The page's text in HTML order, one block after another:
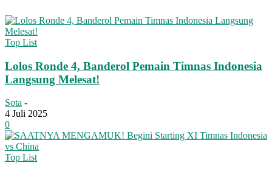
Top List
Lolos Ronde 4, Banderol Pemain Timnas Indonesia
Langsung Melesat!
Sota -
4 Juli 2025
0
Top List